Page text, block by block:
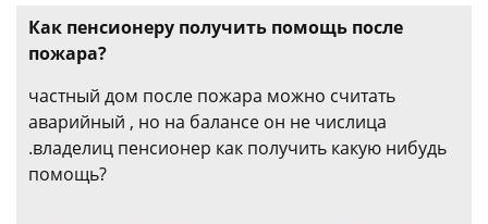
Как пенсионеру получить помощь после
пожара?
частный дом после пожара можно считать
аварийный , но на балансе он не числица
.владелиц пенсионер как получить какую нибудь
помощь?